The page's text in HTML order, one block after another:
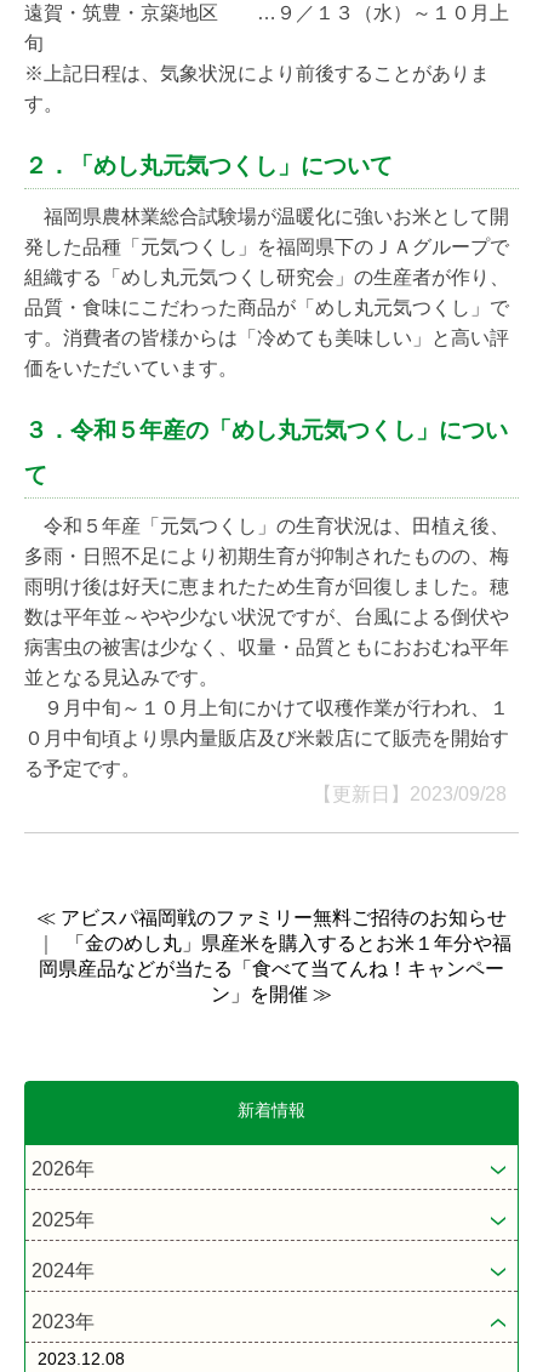
遠賀・筑豊・京築地区 …９／１３（水）～１０月上
旬
※上記日程は、気象状況により前後することがありま
す。
２．「めし丸元気つくし」について
福岡県農林業総合試験場が温暖化に強いお米として開
発した品種「元気つくし」を福岡県下のＪＡグループで
組織する「めし丸元気つくし研究会」の生産者が作り、
品質・食味にこだわった商品が「めし丸元気つくし」で
す。消費者の皆様からは「冷めても美味しい」と高い評
価をいただいています。
３．令和５年産の「めし丸元気つくし」につい
て
令和５年産「元気つくし」の生育状況は、田植え後、
多雨・日照不足により初期生育が抑制されたものの、梅
雨明け後は好天に恵まれたため生育が回復しました。穂
数は平年並～やや少ない状況ですが、台風による倒伏や
病害虫の被害は少なく、収量・品質ともにおおむね平年
並となる見込みです。
９月中旬～１０月上旬にかけて収穫作業が行われ、１
０月中旬頃より県内量販店及び米穀店にて販売を開始す
る予定です。
【更新日】2023/09/28
≪ アビスパ福岡戦のファミリー無料ご招待のお知らせ
「金のめし丸」県産米を購入するとお米１年分や福
岡県産品などが当たる「食べて当てんね！キャンペー
ン」を開催 ≫
新着情報
2026年
2025年
2024年
2023年
2023.12.08